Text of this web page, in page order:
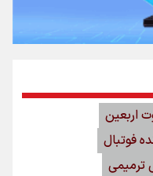
اربعین
فوتبال
ترمیمی